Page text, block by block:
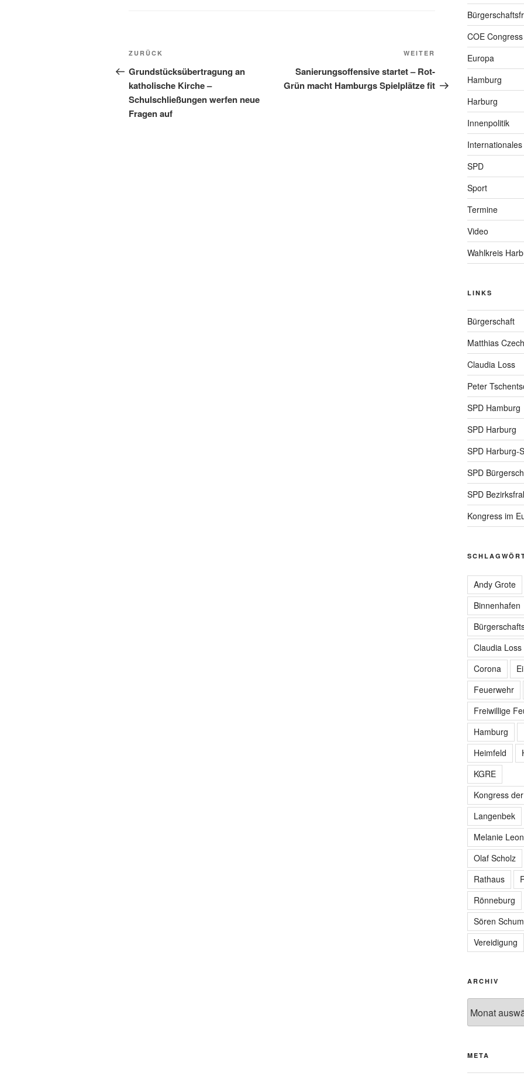
Beitragsnavigation
Vorheriger
Beitrag
ZURÜCK
Grundstücksübertragung an
katholische Kirche –
Schulschließungen werfen neue
Fragen auf
Nächster
Beitrag
WEITER
Sanierungsoffensive startet – Rot-
Grün macht Hamburgs Spielplätze fit
COE Congress
Europa
Hamburg
Harburg
Innenpolitik
Internationales
SPD
Sport
Termine
Video
Wahlkreis
LINKS
Bürgerschaft
Matthias Czech
Claudia Loss
Peter
SPD Hamburg
SPD Harburg
SPD Harburg-
SPD
SPD
Kongress im
Andy Grote
Binnenhafen
Claudia Loss
Corona
Feuerwehr
Freiwillige
Hamburg
Heimfeld
KGRE
Kongress
Langenbek
Melanie
Olaf Scholz
Rathaus
Rönneburg
Sören
Vereidigung
ARCHIV
META